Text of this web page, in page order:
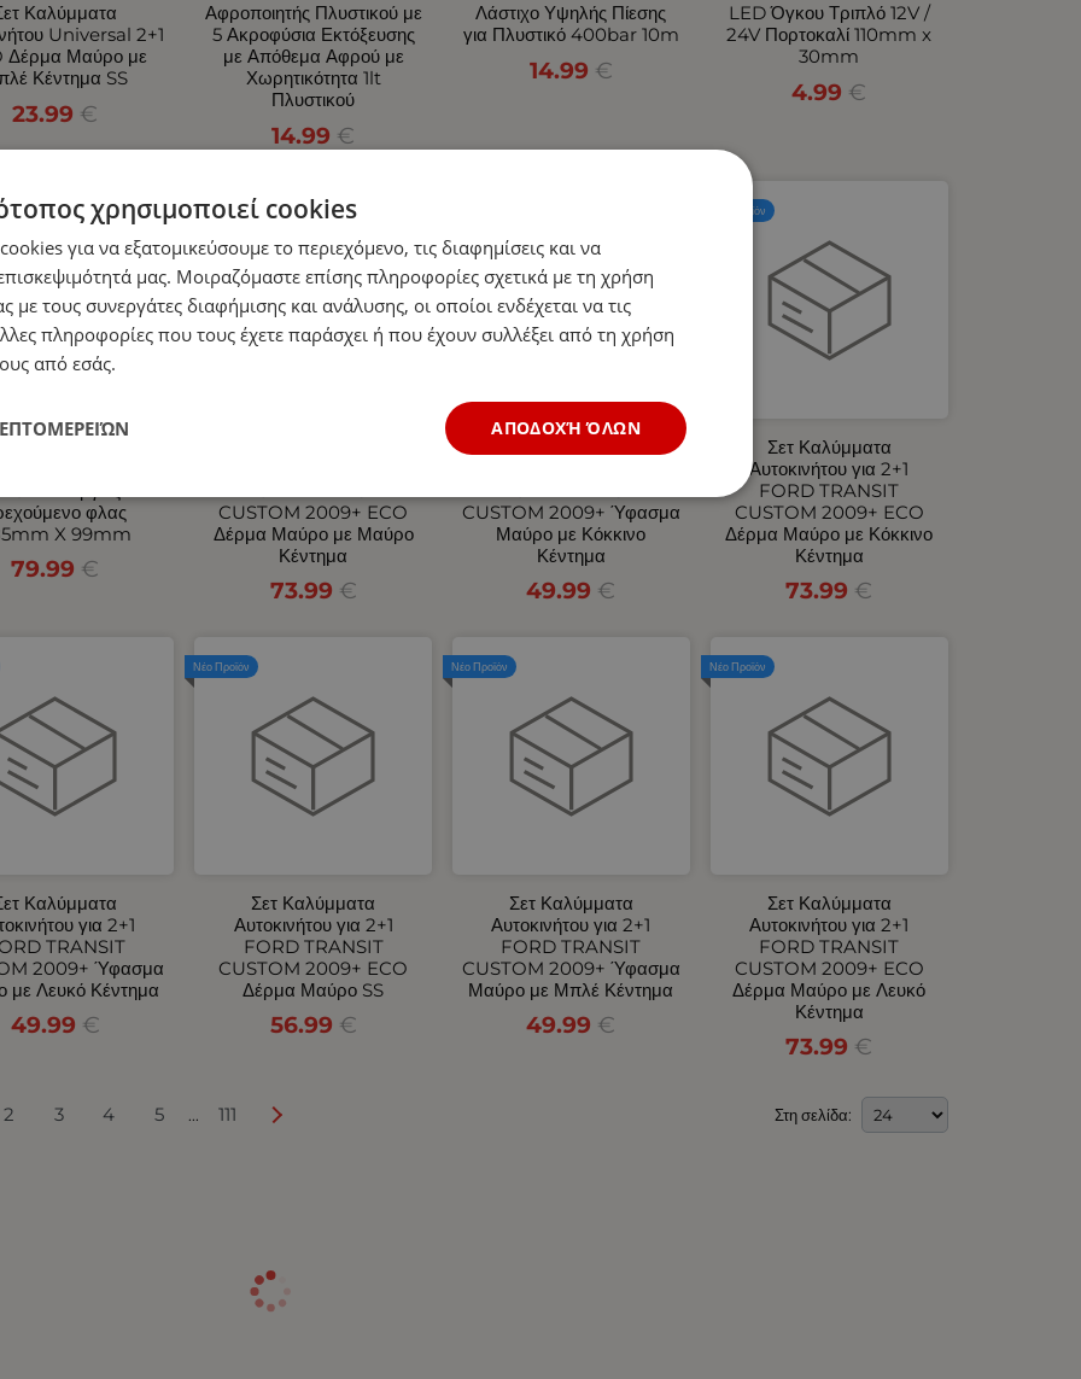
Καλύμματα
Universal 2+1
Δέρμα Μαύρο με
Κέντημα SS
23.99 €
Αφροποιητής Πλυστικού με
5 Ακροφύσια Εκτόξευσης
με Απόθεμα Αφρού με
Χωρητικότητα 1lt
Πλυστικού
14.99 €
Λάστιχο Υψηλής Πίεσης
για Πλυστικό 400bar 10m
14.99 €
LED Όγκου Τριπλό 12V /
24V Πορτοκαλί 110mm x
30mm
4.99 €
φλας
X 99mm
79.99 €
CUSTOM 2009+ ECO
Δέρμα Μαύρο με Μαύρο
Κέντημα
73.99 €
Νέο Προϊόν
CUSTOM 2009+ Ύφασμα
Μαύρο με Κόκκινο
Κέντημα
49.99 €
Σετ Καλύμματα
Αυτοκινήτου για 2+1
FORD TRANSIT
CUSTOM 2009+ ECO
Δέρμα Μαύρο με Κόκκινο
Κέντημα
73.99 €
Νέο Προϊόν
Καλύμματα
για 2+1
TRANSIT
2009+ Ύφασμα
με Λευκό Κέντημα
49.99 €
Σετ Καλύμματα
Αυτοκινήτου για 2+1
FORD TRANSIT
CUSTOM 2009+ ECO
Δέρμα Μαύρο SS
56.99 €
Νέο Προϊόν
Σετ Καλύμματα
Αυτοκινήτου για 2+1
FORD TRANSIT
CUSTOM 2009+ Ύφασμα
Μαύρο με Μπλέ Κέντημα
49.99 €
Νέο Προϊόν
Σετ Καλύμματα
Αυτοκινήτου για 2+1
FORD TRANSIT
CUSTOM 2009+ ECO
Δέρμα Μαύρο με Λευκό
Κέντημα
73.99 €
Νέο Προϊόν
2 3 4 5 ... 111 Στη σελίδα:
χρησιμοποιεί cookies
για να εξατομικεύσουμε το περιεχόμενο, τις διαφημίσεις και να
μας. Μοιραζόμαστε επίσης πληροφορίες σχετικά με τη χρήση
με τους συνεργάτες διαφήμισης και ανάλυσης, οι οποίοι ενδέχεται να τις
πληροφορίες που τους έχετε παράσχει ή που έχουν συλλέξει από τη χρήση
από εσάς.
ΑΠΟΔΟΧΉ ΌΛΩΝ